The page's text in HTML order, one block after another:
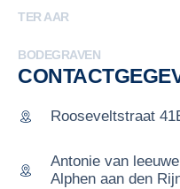
TER AAR
BODEGRAVEN
Rooseveltstraat
Antonie van
Alphen aan den